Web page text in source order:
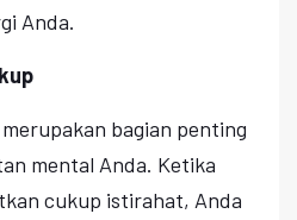
Anda.
bagian penting
mental Anda. Ketika
cukup istirahat, Anda